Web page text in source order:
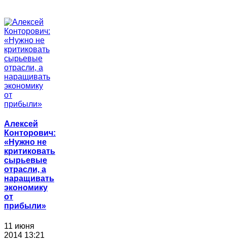
Алексей
Конторович:
«Нужно не
критиковать
сырьевые
отрасли, а
наращивать
экономику
от
прибыли»
11 июня
2014 13:21